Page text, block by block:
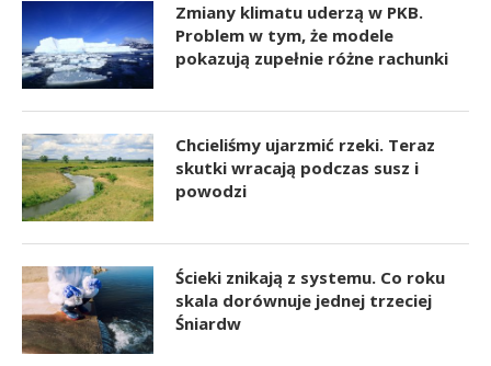
Zmiany klimatu uderzą w PKB.
Problem w tym, że modele
pokazują zupełnie różne rachunki
Chcieliśmy ujarzmić rzeki. Teraz
skutki wracają podczas susz i
powodzi
Ścieki znikają z systemu. Co roku
skala dorównuje jednej trzeciej
Śniardw